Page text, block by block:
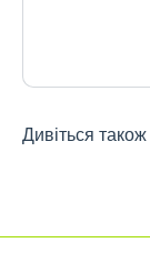
Дивіться також